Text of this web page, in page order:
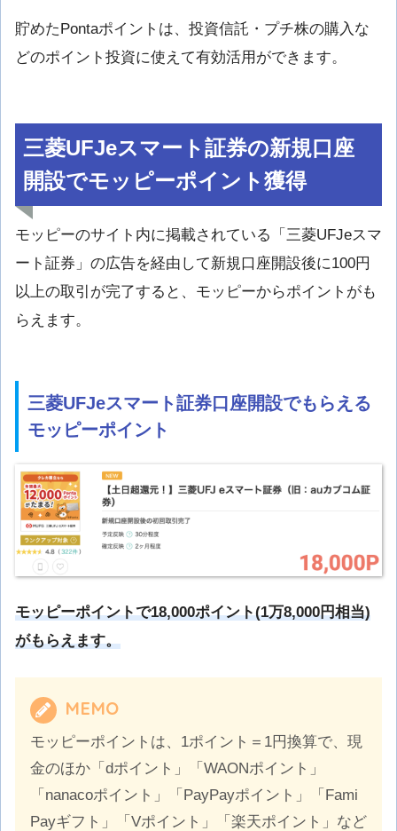
貯めたPontaポイントは、投資信託・プチ株の購入な
どのポイント投資に使えて有効活用ができます。
三菱UFJeスマート証券の新規口座
開設でモッピーポイント獲得
モッピーのサイト内に掲載されている「三菱UFJeスマ
ート証券」の広告を経由して新規口座開設後に100円
以上の取引が完了すると、モッピーからポイントがも
らえます。
三菱UFJeスマート証券口座開設でもらえる
モッピーポイント
モッピーポイントで18,000ポイント(1万8,000円相当)
がもらえます。
MEMO
モッピーポイントは、1ポイント＝1円換算で、現
金のほか「dポイント」「WAONポイント」
「nanacoポイント」「PayPayポイント」「Fami
Payギフト」「Vポイント」「楽天ポイント」など